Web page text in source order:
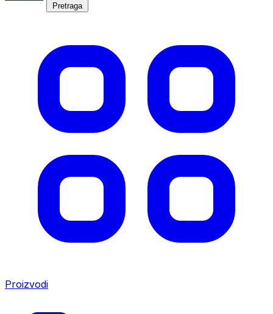
Pretraga
Proizvodi